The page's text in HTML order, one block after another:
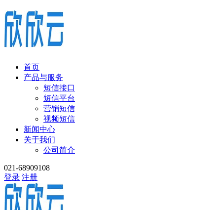
首页
产品与服务
短信接口
短信平台
营销短信
视频短信
新闻中心
关于我们
公司简介
021-68909108
登录 注册